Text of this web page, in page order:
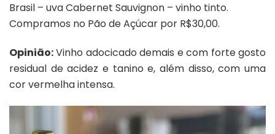
Brasil – uva Cabernet Sauvignon – vinho tinto.
Compramos no Pão de Açúcar por R$30,00.
Opinião:Vinho adocicado demais e com forte gosto
residual de acidez e tanino e, além disso, com uma
cor vermelha intensa.